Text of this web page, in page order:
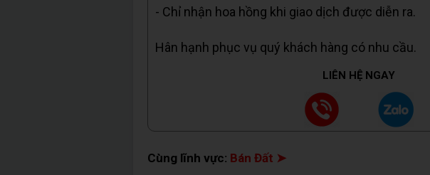
- Chỉ nhận hoa hồng khi giao dịch được diễn ra.
Hân hạnh phục vụ quý khách hàng có nhu cầu.
LIÊN HỆ NGAY
Cùng lĩnh vực: Bán Đất ➤